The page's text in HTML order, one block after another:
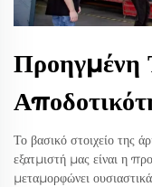
Προηγμένη
Το βασικό στοιχείο της
εξατμιστή μας είναι η
μεταμορφώνει